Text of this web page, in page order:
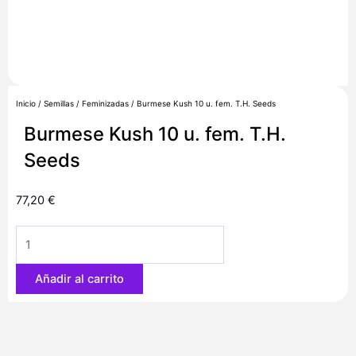
Inicio / Semillas / Feminizadas / Burmese Kush 10 u. fem. T.H. Seeds
Burmese Kush 10 u. fem. T.H.
Seeds
77,20 €
Kush
u.
Añadir al carrito